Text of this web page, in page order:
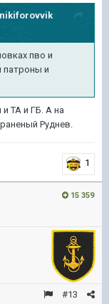
nikiforovvik
пво и
патроны и
ТА и ГБ. А на
Руднев.
1
15 359
#13